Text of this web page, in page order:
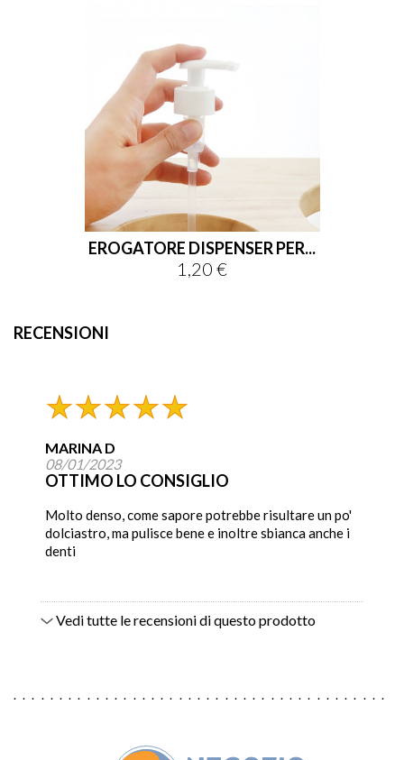
EROGATORE DISPENSER PER...
Prezzo
1,20 €
RECENSIONI
MARINA D
08/01/2023
OTTIMO LO CONSIGLIO
Molto denso, come sapore potrebbe risultare un po'
dolciastro, ma pulisce bene e inoltre sbianca anche i
denti
Vedi tutte le recensioni di questo prodotto